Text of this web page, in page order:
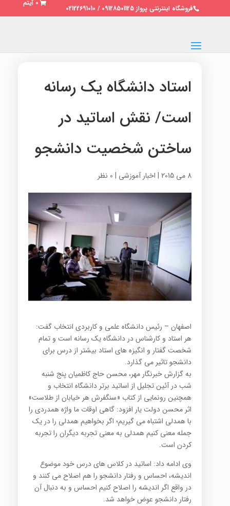
فروشگاه اینترنتی پرواز 09128501125 / 02122691010
0 آیتم
استاد دانشگاه یک رسانه
است/ نقش اساتید در
ساختن شخصیت دانشجو
8 می 2015 | اخبار آموزشی | 0 نظر
اصفهان – رئیس دانشگاه علمی و کاربردی انتخاب گفت:
هر استاد و کارشناس در دانشگاه یک رسانه است و تمام
شخصت گفتار و انگیزه های استاد بیشتر از درس برای
دانشجو تاثیر می گذارد.
به گزارش خبرنگار مهر، محسن حاج کاظمیان پنج شنبه
شب در آئین تجلیل از اساتید برتر دانشگاه انتخاب و
همچنین رونمایی از کتاب «سنگفرش هر خیابان از طلاست»
اثر محسن دولت یار افزود: گاهی اوقات ما واژه همدردی را
با همدلی اشتباه می گیریم؛ اگر بخواهیم همدلی را در یک
جمله معنی کنیم همدلی به معنی تجربه دیگران را تجربه
کردن است.
وی ادامه داد: اساتید در کلاس های درس خود موضوع
اندیشه، احساس و رفتار دانشجو را هم اصلاح می کنند و
در واقع اگر اندیشه را اصلاح کنیم احساس و به دنبال آن
رفتار دانشجو عوض خواهد شد.